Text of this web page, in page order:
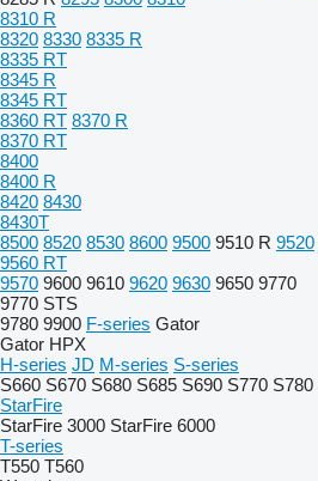
8310 R
8320 8330 8335 R
8335 RT
8345 R
8345 RT
8360 RT 8370 R
8370 RT
8400
8400 R
8420 8430
8430T
8500 8520 8530 8600 9500 9510 R 9520
9560 RT
9570 9600 9610 9620 9630 9650 9770
9770 STS
9780 9900 F-series Gator
Gator HPX
H-series JD M-series S-series
S660 S670 S680 S685 S690 S770 S780
StarFire
StarFire 3000 StarFire 6000
T-series
T550 T560